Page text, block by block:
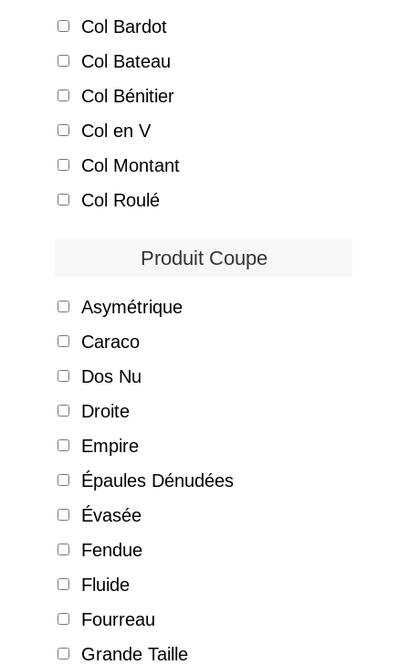
Col Bardot
Col Bateau
Col Bénitier
Col en V
Col Montant
Col Roulé
Produit Coupe
Asymétrique
Caraco
Dos Nu
Droite
Empire
Épaules Dénudées
Évasée
Fendue
Fluide
Fourreau
Grande Taille